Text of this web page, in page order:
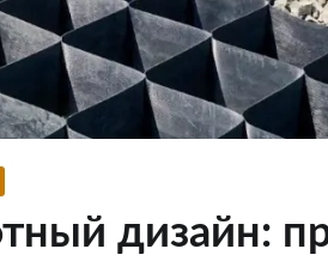
дизайн: